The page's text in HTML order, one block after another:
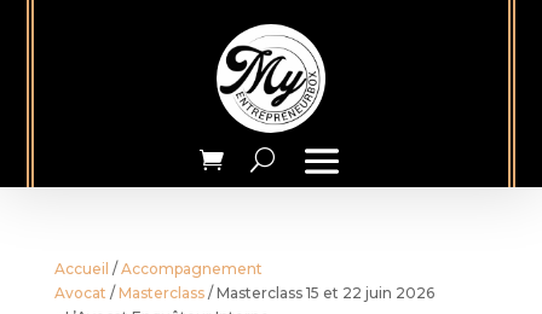
Accueil /Accompagnement
Avocat /Masterclass/ Masterclass 15 et 22 juin 2026